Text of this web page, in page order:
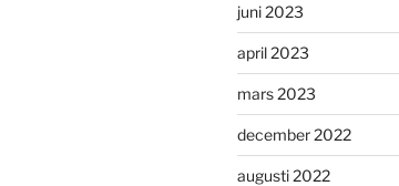
juni 2023
april 2023
mars 2023
december 2022
augusti 2022